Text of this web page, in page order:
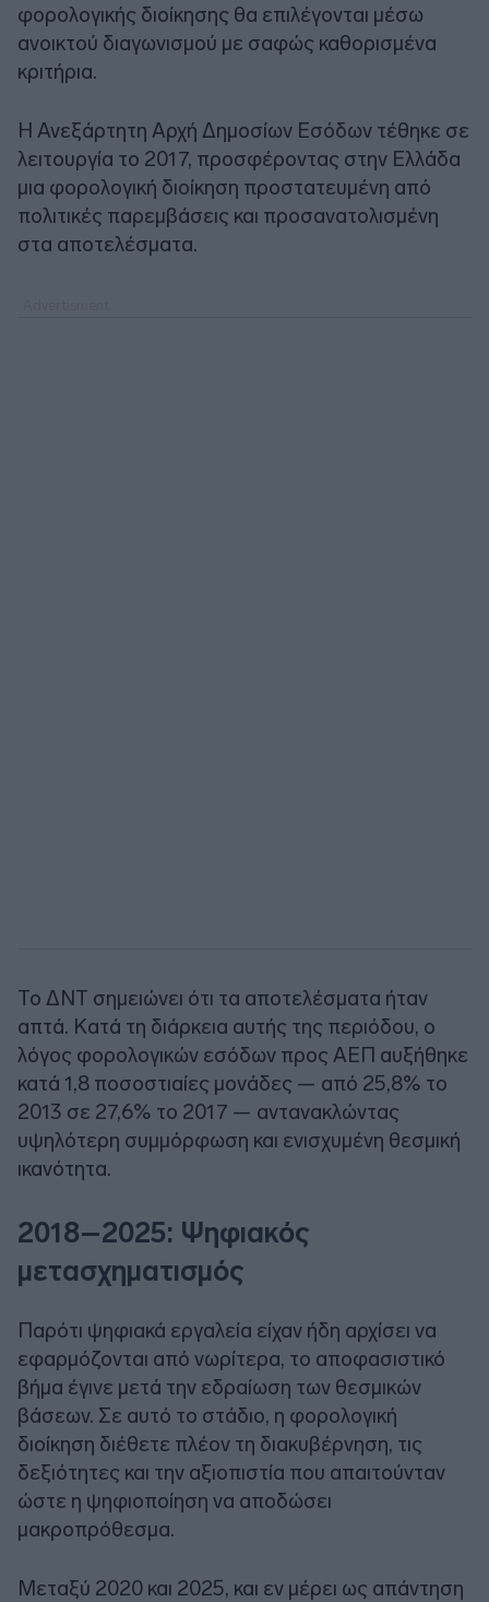
φορολογικής διοίκησης θα επιλέγονται μέσω
ανοικτού διαγωνισμού με σαφώς καθορισμένα
κριτήρια.
Η Ανεξάρτητη Αρχή Δημοσίων Εσόδων τέθηκε σε
λειτουργία το 2017, προσφέροντας στην Ελλάδα
μια φορολογική διοίκηση προστατευμένη από
πολιτικές παρεμβάσεις και προσανατολισμένη
στα αποτελέσματα.
Το ΔΝΤ σημειώνει ότι τα αποτελέσματα ήταν
απτά. Κατά τη διάρκεια αυτής της περιόδου, ο
λόγος φορολογικών εσόδων προς ΑΕΠ αυξήθηκε
κατά 1,8 ποσοστιαίες μονάδες — από 25,8% το
2013 σε 27,6% το 2017 — αντανακλώντας
υψηλότερη συμμόρφωση και ενισχυμένη θεσμική
ικανότητα.
2018–2025: Ψηφιακός
μετασχηματισμός
Παρότι ψηφιακά εργαλεία είχαν ήδη αρχίσει να
εφαρμόζονται από νωρίτερα, το αποφασιστικό
βήμα έγινε μετά την εδραίωση των θεσμικών
βάσεων. Σε αυτό το στάδιο, η φορολογική
διοίκηση διέθετε πλέον τη διακυβέρνηση, τις
δεξιότητες και την αξιοπιστία που απαιτούνταν
ώστε η ψηφιοποίηση να αποδώσει
μακροπρόθεσμα.
Μεταξύ 2020 και 2025, και εν μέρει ως απάντηση